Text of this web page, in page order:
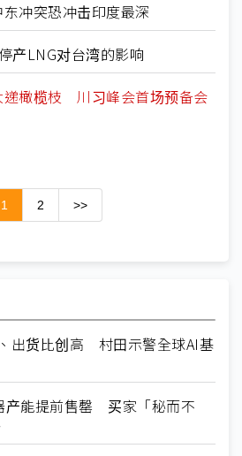
冲突恐冲击印度最深
产LNG对台湾的影响
递橄榄枝 川习峰会首场预备会
1 2 >>
出货比创高 村田示警全球AI基
产能提前售罄 买家「秘而不